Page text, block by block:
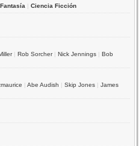
Fantasía |Ciencia Ficción
|Rob Sorcher|Nick Jennings |Bob
|Abe Audish |Skip Jones |James